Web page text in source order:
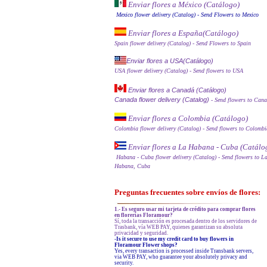
Enviar flores a México (Catálogo)
Mexico flower delivery (Catalog) - Send Flowers to Mexico
Enviar flores a España(Catálogo)
Spain flower delivery (Catalog) - Send Flowers to Spain
Enviar flores a USA(Catálogo)
USA flower delivery (Catalog) - Send flowers to USA
Enviar flores a Canadá (Catálogo)
Canada flower delivery (Catalog) - Send flowers to
Enviar flores a Colombia (Catálogo)
Colombia flower delivery (Catalog) - Send flowers to
Enviar flores a La Habana - Cuba
Habana - Cuba flower delivery (Catalog) - Send flowers to La
Habana, Cuba
Preguntas frecuentes sobre envíos de flores:
1.- Es seguro usar mi tarjeta de crédito para comprar flores
en florerías Floramour?
Sí, toda la transacción es procesada dentro de los servidores de
Trasbank, vía WEB PAY, quienes garantizan su absoluta
privacidad y seguridad.
-Is it secure to use my credit card to buy flowers in
Floramour Flower shops?
Yes, every transaction is processed inside Transbank servers,
via WEB PAY, who guarantee your absolutely privacy and
security.